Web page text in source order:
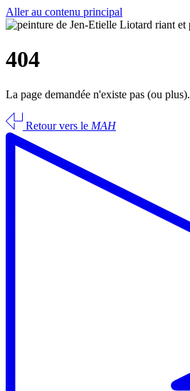
Aller au contenu principal
404
La page demandée n'existe pas (ou plus).
Retour vers le MAH